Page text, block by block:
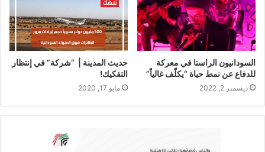
السودانيون الراستا في معركة
للدفاع عن نمط حياة “يكلّف غالياً”
ديسمبر 2, 2022
حديث المدينة | “شركة” في إنتظار
التفكيك!
مايو 17, 2020